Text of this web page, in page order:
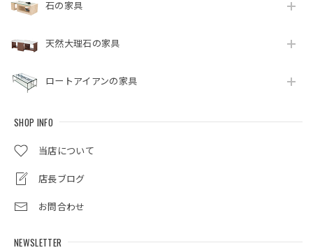
石の家具
天然大理石の家具
ロートアイアンの家具
SHOP INFO
当店について
店長ブログ
お問合わせ
NEWSLETTER